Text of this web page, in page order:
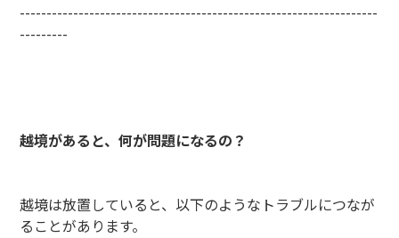
-------------------------------------------------------------------
---------
越境があると、何が問題になるの？
越境は放置していると、以下のようなトラブルにつなが
ることがあります。